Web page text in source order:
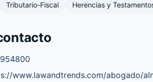
Tributario-Fiscal Herencias y
www.lawandtrends.com/abogado/